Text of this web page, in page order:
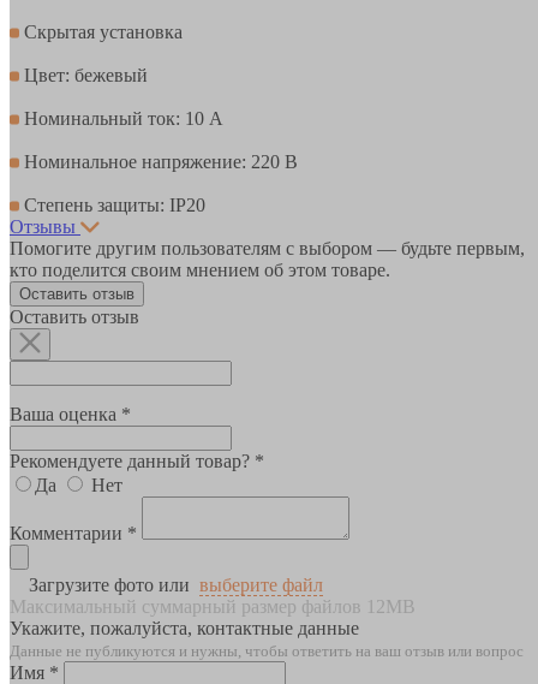
Скрытая установка
Цвет: бежевый
Номинальный ток: 10 А
Номинальное напряжение: 220 В
Степень защиты: IP20
Отзывы
Помогите другим пользователям с выбором — будьте первым,
кто поделится своим мнением об этом товаре.
Оставить отзыв
Оставить отзыв
Ваша оценка *
Рекомендуете данный товар? *
Да
Нет
Комментарии *
Загрузите фото или выберите файл
Максимальный суммарный размер файлов 12MB
Укажите, пожалуйста, контактные данные
Данные не публикуются и нужны, чтобы ответить на ваш отзыв или вопрос
Имя *